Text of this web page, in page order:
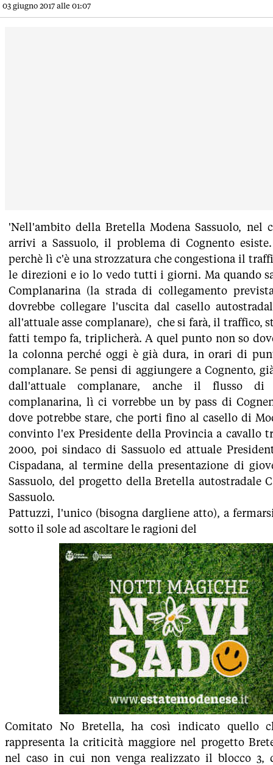
03 giugno 2017 alle 01:07
'Nell'ambito della Bretella Modena Sassuolo, nel
arrivi a Sassuolo, il problema di Cognento
perchè lì c'è una strozzatura che congestiona il
le direzioni e io lo vedo tutti i giorni. Ma quando
Complanarina (la strada di collegamento
dovrebbe collegare l'uscita dal casello
all'attuale asse complanare), che si farà, il traffico,
fatti tempo fa, triplicherà. A quel punto non so
la colonna perché oggi è già dura, in orari di
complanare. Se pensi di aggiungere a Cognento,
dall'attuale complanare, anche il flusso di
complanarina, lì ci vorrebbe un by pass di
dove potrebbe stare, che porti fino al casello di
convinto l'ex Presidente della Provincia a cavallo
2000, poi sindaco di Sassuolo ed attuale
Cispadana, al termine della presentazione di
Sassuolo, del progetto della Bretella autostradale
Sassuolo.
Pattuzzi, l'unico (bisogna dargliene atto), a
sotto il sole ad ascoltare le ragioni del
Comitato No Bretella, ha così indicato quello
rappresenta la criticità maggiore nel progetto
nel caso in cui non venga realizzato il blocco 3,